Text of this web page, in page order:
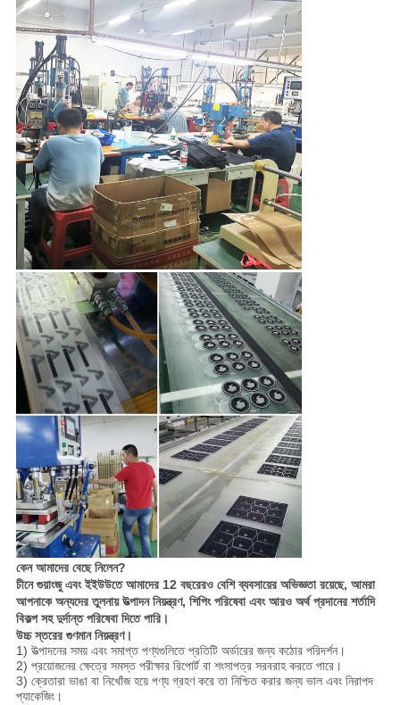
কেন আমাদের বেছে নিলেন?
চীনে গুয়াংজু এবং ইইউউতে আমাদের 12 বছরেরও বেশি ব্যবসায়ের অভিজ্ঞতা রয়েছে, আমরা
আপনাকে অন্যদের তুলনায় উত্পাদন নিয়ন্ত্রণ, শিপিং পরিষেবা এবং আরও অর্থ প্রদানের শর্তাদি
বিকল্প সহ দুর্দান্ত পরিষেবা দিতে পারি।
উচ্চ স্তরের গুণমান নিয়ন্ত্রণ।
1) উত্পাদনের সময় এবং সমাপ্ত পণ্যগুলিতে প্রতিটি অর্ডারের জন্য কঠোর পরিদর্শন।
2) প্রয়োজনের ক্ষেত্রে সমস্ত পরীক্ষার রিপোর্ট বা শংসাপত্র সরবরাহ করতে পারে।
3) ক্রেতারা ভাঙা বা নিখোঁজ হয়ে পণ্য গ্রহণ করে তা নিশ্চিত করার জন্য ভাল এবং নিরাপদ
প্যাকেজিং।